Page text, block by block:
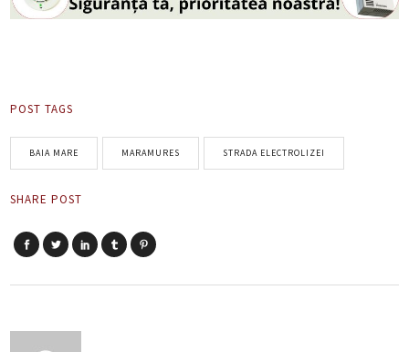
POST TAGS
BAIA MARE MARAMURES STRADA ELECTROLIZEI
SHARE POST